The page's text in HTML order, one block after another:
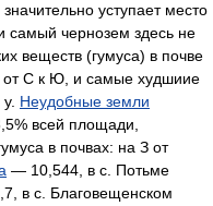
уступает место
самый чернозем здесь не
веществ (гумуса) в почве
от С к Ю, и самые худшиие
Неудобные земли
всей площади,
в почвах: на З от
— 10,544, в с. Потьме
в с. Благовещенском